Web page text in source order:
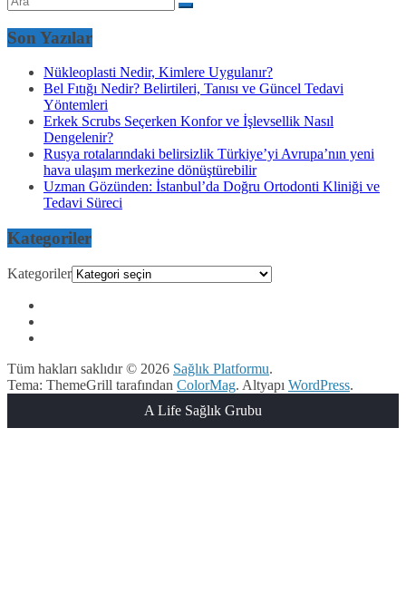
Son Yazılar
Nükleoplasti Nedir, Kimlere Uygulanır?
Bel Fıtığı Nedir? Belirtileri, Tanısı ve Güncel Tedavi
Yöntemleri
Erkek Scrubs Seçerken Konfor ve İşlevsellik Nasıl
Dengelenir?
Rusya rotalarındaki belirsizlik Türkiye’yi Avrupa’nın yeni
hava ulaşım merkezine dönüştürebilir
Uzman Gözünden: İstanbul’da Doğru Ortodonti Kliniği ve
Tedavi Süreci
Kategoriler
Kategoriler
Tüm hakları saklıdır © 2026 Sağlık Platformu.
Tema: ThemeGrill tarafından ColorMag. Altyapı WordPress.
A Life Sağlık Grubu